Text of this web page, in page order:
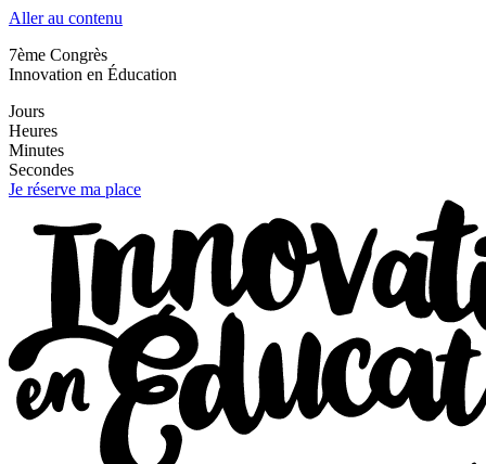
Aller au contenu
7ème Congrès
Innovation en Éducation
Jours
Heures
Minutes
Secondes
Je réserve ma place